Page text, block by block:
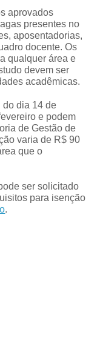
aprovados
presentes no
aposentadorias,
docente. Os
qualquer área e
devem ser
acadêmicas.
do dia 14 de
e podem
de Gestão de
varia de R$ 90
que o
ser solicitado
para isenção
.